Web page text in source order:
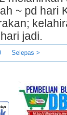
~ pd hari
jadi.
Selepas >